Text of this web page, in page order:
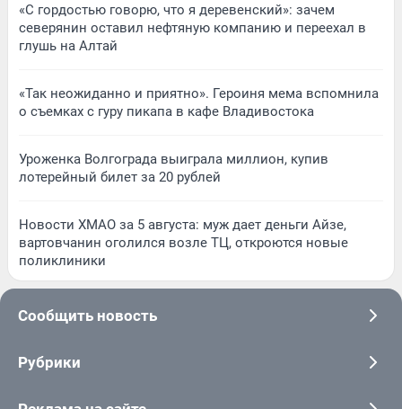
«С гордостью говорю, что я деревенский»: зачем
северянин оставил нефтяную компанию и переехал в
глушь на Алтай
«Так неожиданно и приятно». Героиня мема вспомнила
о съемках с гуру пикапа в кафе Владивостока
Уроженка Волгограда выиграла миллион, купив
лотерейный билет за 20 рублей
Новости ХМАО за 5 августа: муж дает деньги Айзе,
вартовчанин оголился возле ТЦ, откроются новые
поликлиники
Сообщить новость
Рубрики